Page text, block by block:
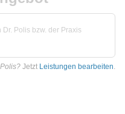
Polis bzw. der Praxis
Jetzt Leistungen bearbeiten.